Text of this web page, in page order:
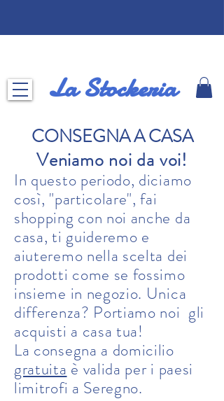
La Stockeria
CONSEGNA A CASA
Veniamo noi da voi!
In questo periodo, diciamo
così, "particolare", fai
shopping con noi anche da
casa, ti guideremo e
aiuteremo nella scelta dei
prodotti come se fossimo
insieme in negozio. Unica
differenza? Portiamo noi gli
acquisti a casa tua!
La consegna a domicilio
gratuita è valida per i paesi
limitrofi a Seregno.